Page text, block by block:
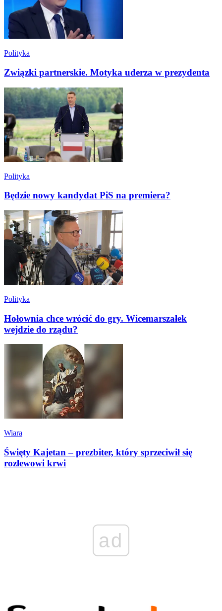
Polityka
Związki partnerskie. Motyka uderza w prezydenta
Polityka
Będzie nowy kandydat PiS na premiera?
Polityka
Hołownia chce wrócić do gry. Wicemarszałek
wejdzie do rządu?
Wiara
Święty Kajetan – prezbiter, który sprzeciwił się
rozlewowi krwi
ad